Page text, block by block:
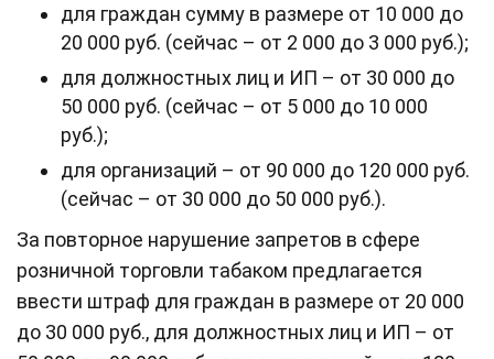
для граждан сумму в размере от 10 000 до
20 000 руб. (сейчас – от 2 000 до 3 000 руб.);
для должностных лиц и ИП – от 30 000 до
50 000 руб. (сейчас – от 5 000 до 10 000
руб.);
для организаций – от 90 000 до 120 000 руб.
(сейчас – от 30 000 до 50 000 руб.).
За повторное нарушение запретов в сфере
розничной торговли табаком предлагается
ввести штраф для граждан в размере от 20 000
до 30 000 руб., для должностных лиц и ИП – от